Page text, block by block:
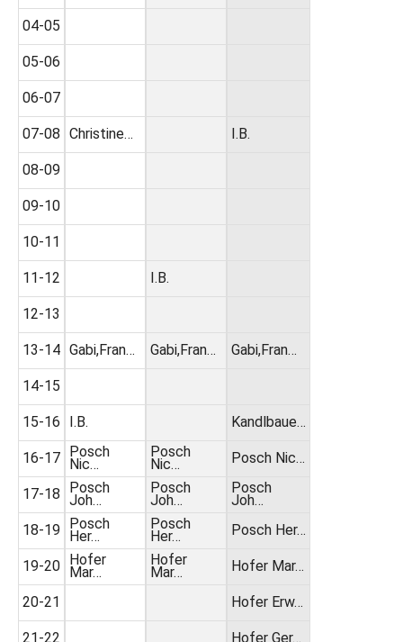
04-05
05-06
06-07
07-08
08-09
09-10
10-11
11-12
12-13
13-14
14-15
15-16
16-17
17-18
18-19
19-20
20-21
21-22
Christine…
Gabi,Fran…
I.B.
Posch
Nic…
Posch
Joh…
Posch
Her…
Hofer
Mar…
I.B.
Gabi,Fran…
Posch
Nic…
Posch
Joh…
Posch
Her…
Hofer
Mar…
I.B.
Gabi,Fran…
Kandlbaue…
Posch Nic…
Posch
Joh…
Posch Her…
Hofer Mar…
Hofer Erw…
Hofer Ger…